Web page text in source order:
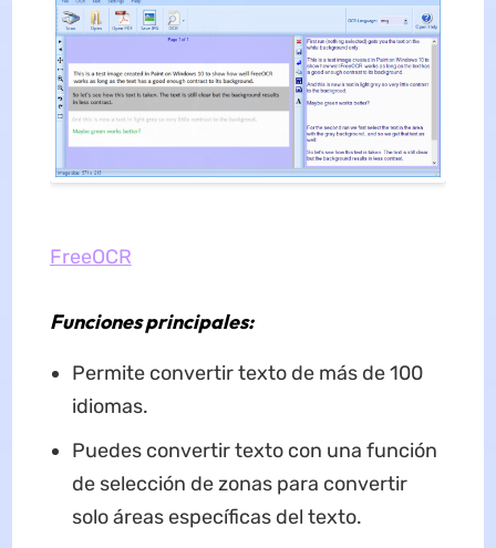
FreeOCR
Funciones principales:
Permite convertir texto de más de 100
idiomas.
Puedes convertir texto con una función
de selección de zonas para convertir
solo áreas específicas del texto.